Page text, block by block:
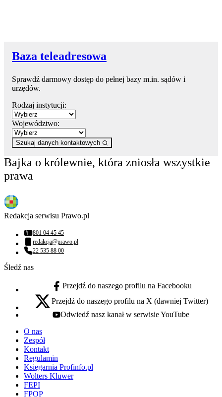
Baza teleadresowa
Sprawdź darmowy dostęp do pełnej bazy m.in. sądów i
urzędów.
Rodzaj instytucji:
Województwo:
Szukaj danych kontaktowych
Bajka o królewnie, która zniosła wszystkie
prawa
Redakcja serwisu Prawo.pl
Numer telefonu:
801 04 45 45
Adres email:
redakcja@prawo.pl
Numer telefonu:
22 535 88 00
Śledź nas
facebook - otwiera się w nowej karcie
Przejdź do naszego profilu na Facebooku
x - otwiera się w nowej karcie
Przejdź do naszego profilu na X (dawniej Twitter)
youtube - otwiera się w nowej karcie
Odwiedź nasz kanał w serwisie YouTube
O nas
Zespół
Kontakt
Regulamin
Księgarnia Profinfo.pl
Wolters Kluwer
FEPI
FPOP